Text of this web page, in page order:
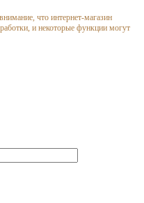
что интернет-магазин
и некоторые функции могут